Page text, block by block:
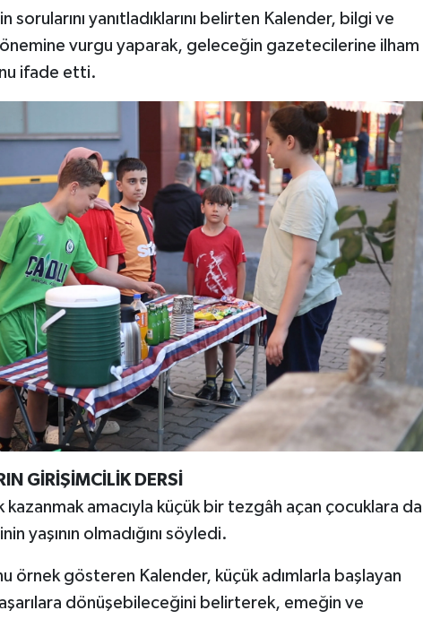
yanıtladıklarını belirten Kalender, bilgi ve
önemine vurgu yaparak, geleceğin gazetecilerine ilham
ifade etti.
GİRİŞİMCİLİK DERSİ
kazanmak amacıyla küçük bir tezgâh açan çocuklara da
yaşının olmadığını söyledi.
örnek gösteren Kalender, küçük adımlarla başlayan
dönüşebileceğini belirterek, emeğin ve